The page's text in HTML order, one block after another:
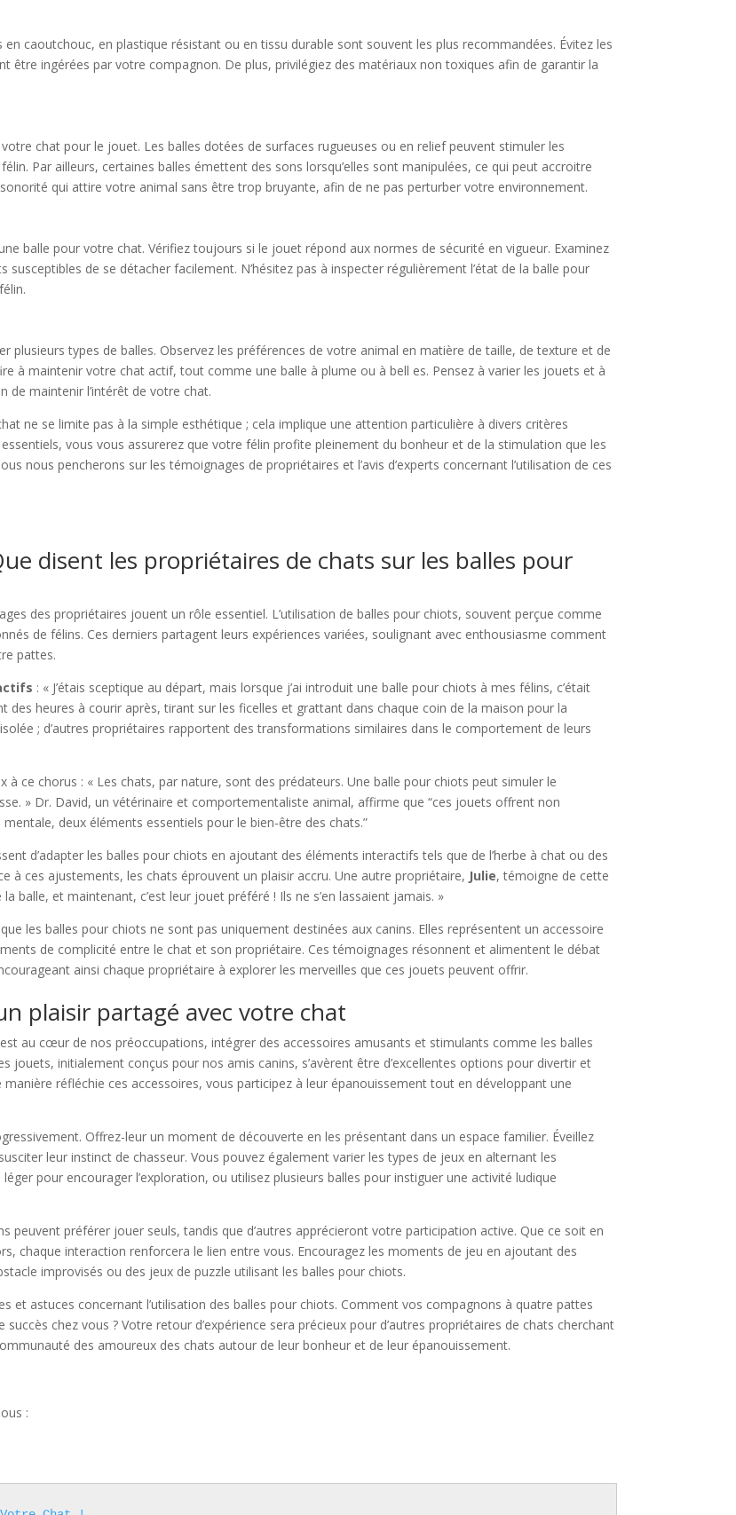
caoutchouc, en plastique résistant ou en tissu durable sont souvent les plus recommandées. Évitez les
être ingérées par votre compagnon. De plus, privilégiez des matériaux non toxiques afin de garantir la
chat pour le jouet. Les balles dotées de surfaces rugueuses ou en relief peuvent stimuler les
Par ailleurs, certaines balles émettent des sons lorsqu’elles sont manipulées, ce qui peut accroitre
qui attire votre animal sans être trop bruyante, afin de ne pas perturber votre environnement.
balle pour votre chat. Vérifiez toujours si le jouet répond aux normes de sécurité en vigueur. Examinez
de se détacher facilement. N’hésitez pas à inspecter régulièrement l’état de la balle pour
plusieurs types de balles. Observez les préférences de votre animal en matière de taille, de texture et de
à maintenir votre chat actif, tout comme une balle à plume ou à bell es. Pensez à varier les jouets et à
de maintenir l’intérêt de votre chat.
ne se limite pas à la simple esthétique ; cela implique une attention particulière à divers critères
vous vous assurerez que votre félin profite pleinement du bonheur et de la stimulation que les
nous pencherons sur les témoignages de propriétaires et l’avis d’experts concernant l’utilisation de ces
disent les propriétaires de chats sur les balles pour
des propriétaires jouent un rôle essentiel. L’utilisation de balles pour chiots, souvent perçue comme
de félins. Ces derniers partagent leurs expériences variées, soulignant avec enthousiasme comment
pattes.
: « J’étais sceptique au départ, mais lorsque j’ai introduit une balle pour chiots à mes félins, c’était
des heures à courir après, tirant sur les ficelles et grattant dans chaque coin de la maison pour la
; d’autres propriétaires rapportent des transformations similaires dans le comportement de leurs
à ce chorus : « Les chats, par nature, sont des prédateurs. Une balle pour chiots peut simuler le
» Dr. David, un vétérinaire et comportementaliste animal, affirme que “ces jouets offrent non
deux éléments essentiels pour le bien-être des chats.”
d’adapter les balles pour chiots en ajoutant des éléments interactifs tels que de l’herbe à chat ou des
à ces ajustements, les chats éprouvent un plaisir accru. Une autre propriétaire, Julie, témoigne de cette
la balle, et maintenant, c’est leur jouet préféré ! Ils ne s’en lassaient jamais. »
les balles pour chiots ne sont pas uniquement destinées aux canins. Elles représentent un accessoire
de complicité entre le chat et son propriétaire. Ces témoignages résonnent et alimentent le débat
ainsi chaque propriétaire à explorer les merveilles que ces jouets peuvent offrir.
plaisir partagé avec votre chat
au cœur de nos préoccupations, intégrer des accessoires amusants et stimulants comme les balles
jouets, initialement conçus pour nos amis canins, s’avèrent être d’excellentes options pour divertir et
réfléchie ces accessoires, vous participez à leur épanouissement tout en développant une
Offrez-leur un moment de découverte en les présentant dans un espace familier. Éveillez
leur instinct de chasseur. Vous pouvez également varier les types de jeux en alternant les
pour encourager l’exploration, ou utilisez plusieurs balles pour instiguer une activité ludique
peuvent préférer jouer seuls, tandis que d’autres apprécieront votre participation active. Que ce soit en
chaque interaction renforcera le lien entre vous. Encouragez les moments de jeu en ajoutant des
improvisés ou des jeux de puzzle utilisant les balles pour chiots.
et astuces concernant l’utilisation des balles pour chiots. Comment vos compagnons à quatre pattes
chez vous ? Votre retour d’expérience sera précieux pour d’autres propriétaires de chats cherchant
des amoureux des chats autour de leur bonheur et de leur épanouissement.
: